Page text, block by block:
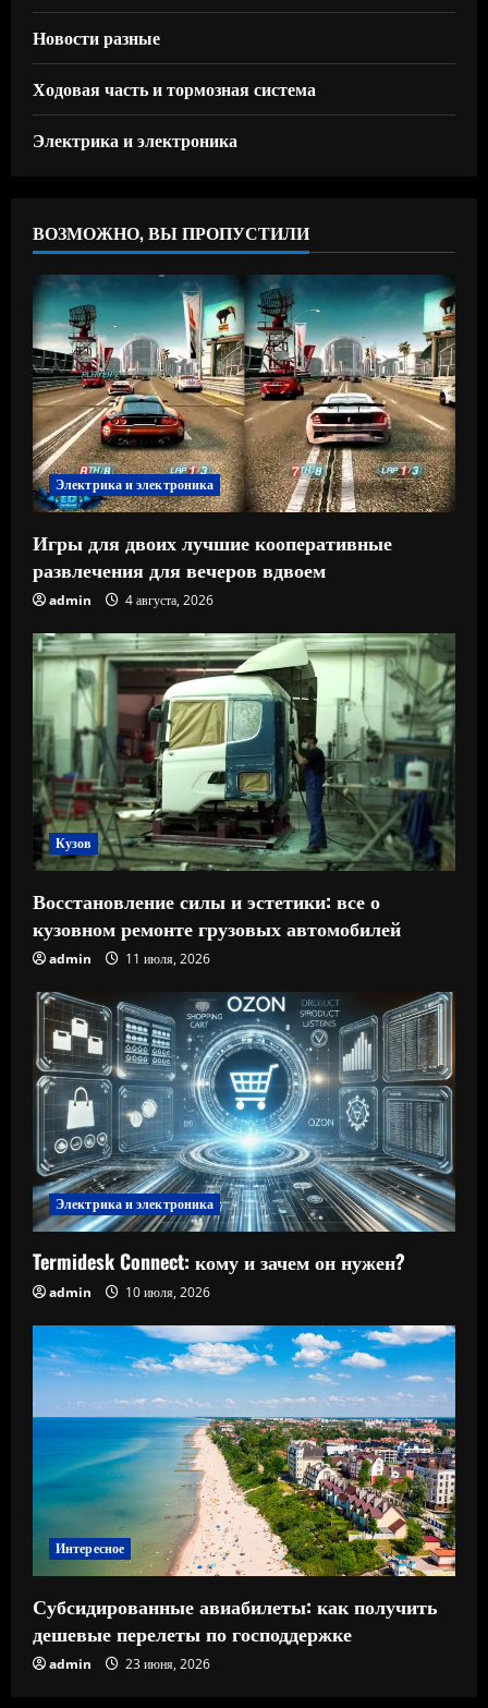
Новости разные
Ходовая часть и тормозная система
Электрика и электроника
ВОЗМОЖНО, ВЫ ПРОПУСТИЛИ
Электрика и электроника
Игры для двоих лучшие кооперативные
развлечения для вечеров вдвоем
admin 4 августа, 2026
Кузов
Восстановление силы и эстетики: все о
кузовном ремонте грузовых автомобилей
admin 11 июля, 2026
Электрика и электроника
Termidesk Connect: кому и зачем он нужен?
admin 10 июля, 2026
Интересное
Субсидированные авиабилеты: как получить
дешевые перелеты по господдержке
admin 23 июня, 2026